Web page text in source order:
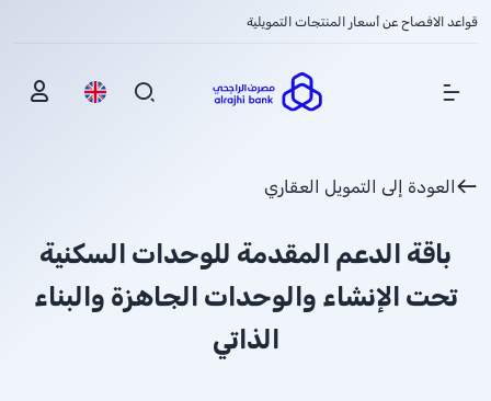
قواعد الافصاح عن أسعار المنتجات التمويلية
Show Menu
العودة إلى التمويل العقاري
باقة الدعم المقدمة للوحدات السكنية
تحت الإنشاء والوحدات الجاهزة والبناء
الذاتي